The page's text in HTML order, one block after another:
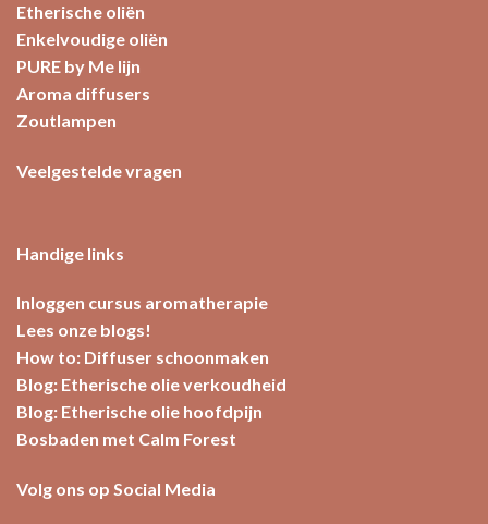
Etherische oliën
Enkelvoudige oliën
PURE by Me lijn
Aroma diffusers
Zoutlampen
Veelgestelde vragen
Handige links
Inloggen cursus aromatherapie
Lees onze blogs!
How to: Diffuser schoonmaken
Blog: Etherische olie verkoudheid
Blog: Etherische olie hoofdpijn
Bosbaden met Calm Forest
Volg ons op Social Media